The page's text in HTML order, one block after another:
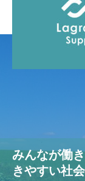
みんなが働
きやすい社
執筆・登壇